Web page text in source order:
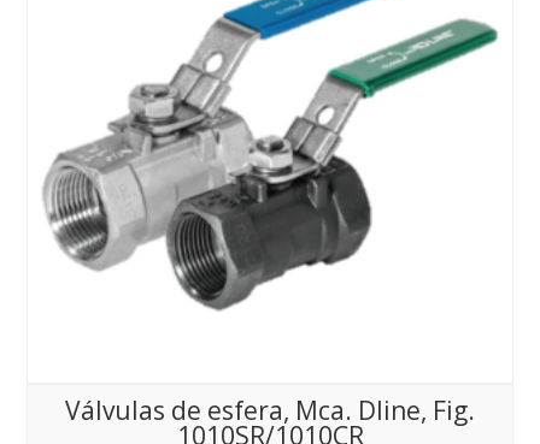
Válvulas de esfera, Mca. Dline, Fig.
1010SR/1010CR